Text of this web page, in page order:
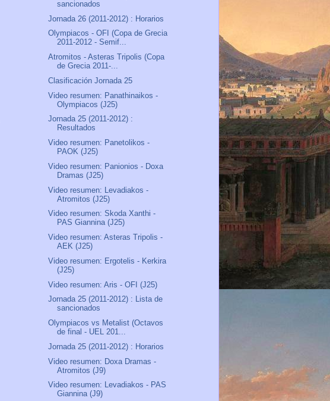
sancionados
Jornada 26 (2011-2012) : Horarios
Olympiacos - OFI (Copa de Grecia
2011-2012 - Semif...
Atromitos - Asteras Tripolis (Copa
de Grecia 2011-...
Clasificación Jornada 25
Video resumen: Panathinaikos -
Olympiacos (J25)
Jornada 25 (2011-2012) :
Resultados
Video resumen: Panetolikos -
PAOK (J25)
Video resumen: Panionios - Doxa
Dramas (J25)
Video resumen: Levadiakos -
Atromitos (J25)
Video resumen: Skoda Xanthi -
PAS Giannina (J25)
Video resumen: Asteras Tripolis -
AEK (J25)
Video resumen: Ergotelis - Kerkira
(J25)
Video resumen: Aris - OFI (J25)
Jornada 25 (2011-2012) : Lista de
sancionados
Olympiacos vs Metalist (Octavos
de final - UEL 201...
Jornada 25 (2011-2012) : Horarios
Video resumen: Doxa Dramas -
Atromitos (J9)
Video resumen: Levadiakos - PAS
Giannina (J9)